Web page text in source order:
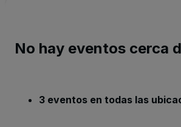
No hay eventos cerca
3 eventos en todas las